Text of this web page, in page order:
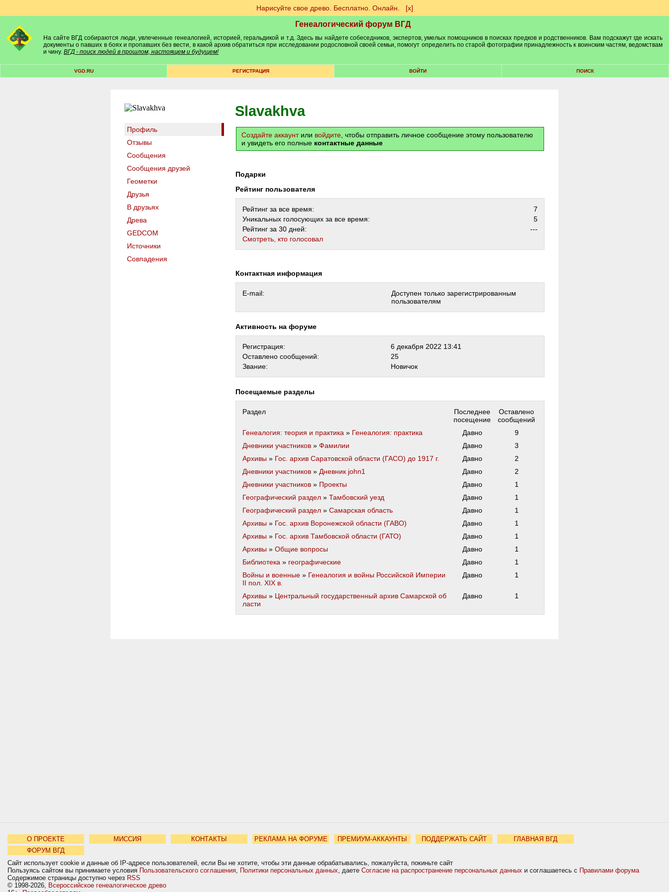
Нарисуйте свое древо. Бесплатно. Онлайн. [х]
Генеалогический форум ВГД
На сайте ВГД собираются люди, увлеченные генеалогией, историей, геральдикой и т.д. Здесь вы найдете собеседников, экспертов, умелых помощников в поисках предков и родственников. Вам подскажут где искать
документы о павших в боях и пропавших без вести, в какой архив обратиться при исследовании родословной своей семьи, помогут определить по старой фотографии принадлежность к воинским частям, ведомствам
и чину. ВГД - поиск людей в прошлом, настоящем и будущем!
VGD.RU РЕГИСТРАЦИЯ ВОЙТИ ПОИСК
Профиль
Отзывы
Сообщения
Сообщения друзей
Геометки
Друзья
В друзьях
Древа
GEDCOM
Источники
Совпадения
Slavakhva
Создайте аккаунтили войдите , чтобы отправить личное сообщение этому пользователю
и увидеть его полные контактные данные
Подарки
Рейтинг пользователя
Рейтинг за все время:
7
Уникальных голосующих за все время:
5
Рейтинг за 30 дней:
---
Cмотреть, кто голосовал
Контактная информация
E-mail:
Доступен только зарегистрированным
пользователям
Активность на форуме
Регистрация:
6 декабря 2022 13:41
Оставлено сообщений:
25
Звание:
Новичок
Посещаемые разделы
Раздел
Последнее
посещение
Оставлено
сообщений
Генеалогия: теория и практика » Генеалогия: практика Давно
9
Дневники участников » Фамилии Давно
3
Архивы » Гос. архив Саратовской области (ГАСО) до 1917 г. Давно
2
Дневники участников » Дневник john1 Давно
2
Дневники участников » Проекты Давно
1
Географический раздел » Тамбовский уезд Давно
1
Географический раздел » Самарская область Давно
1
Архивы » Гос. архив Воронежской области (ГАВО) Давно
1
Архивы » Гос. архив Тамбовской области (ГАТО) Давно
1
Архивы » Общие вопросы Давно
1
Библиотека » географические Давно
1
Войны и военные » Генеалогия и войны Российской Империи
II пол. XIX в.
Давно 1
Архивы » Центральный государственный архив Самарской об
ласти
Давно 1
О ПРОЕКТЕ МИССИЯ КОНТАКТЫ РЕКЛАМА НА ФОРУМЕ ПРЕМИУМ-АККАУНТЫ ПОДДЕРЖАТЬ САЙТ
ГЛАВНАЯ ВГД
ФОРУМ ВГД
Сайт использует cookie и данные об IP-адресе пользователей, если Вы не хотите, чтобы эти данные обрабатывались, пожалуйста, покиньте сайт
Пользуясь сайтом вы принимаете условия Пользовательского соглашения, Политики персональных данных, даете Согласие на распространение персональных данных и соглашаетесь с Правилами форума
Содержимое страницы доступно через RSS
© 1998-2026, Всероссийское генеалогическое древо